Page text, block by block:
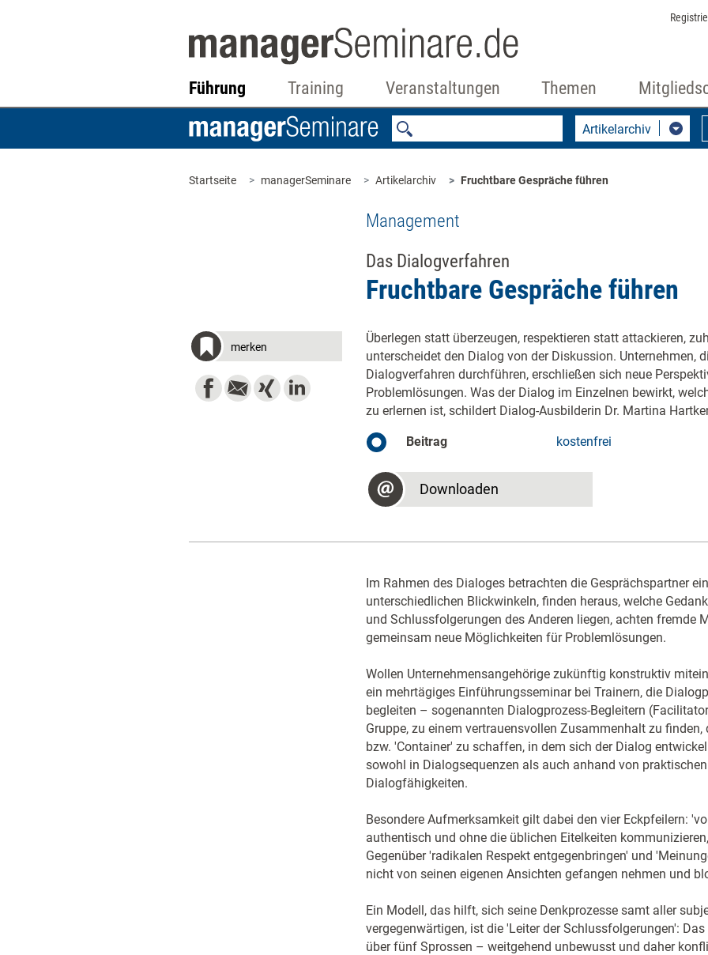
Führung Training Veranstaltungen Themen
Artikelarchiv
Startseite managerSeminare Artikelarchiv Fruchtbare Gespräche führen
Management
Das Dialogverfahren
Fruchtbare Gespräche führen
merken
Überlegen statt überzeugen, respektieren statt attackieren,
unterscheidet den Dialog von der Diskussion. Unternehmen,
Dialogverfahren durchführen, erschließen sich neue
Problemlösungen. Was der Dialog im Einzelnen bewirkt,
zu erlernen ist, schildert Dialog-Ausbilderin Dr. Martina
Beitrag kostenfrei
Downloaden
Im Rahmen des Dialoges betrachten die Gesprächspartner
unterschiedlichen Blickwinkeln, finden heraus, welche
und Schlussfolgerungen des Anderen liegen, achten fremde
gemeinsam neue Möglichkeiten für Problemlösungen.
Wollen Unternehmensangehörige zukünftig konstruktiv
ein mehrtägiges Einführungsseminar bei Trainern, die
begleiten – sogenannten Dialogprozess-Begleitern
Gruppe, zu einem vertrauensvollen Zusammenhalt zu finden,
bzw. 'Container' zu schaffen, in dem sich der Dialog
sowohl in Dialogsequenzen als auch anhand von
Dialogfähigkeiten.
Besondere Aufmerksamkeit gilt dabei den vier Eckpfeilern:
authentisch und ohne die üblichen Eitelkeiten
Gegenüber 'radikalen Respekt entgegenbringen' und
nicht von seinen eigenen Ansichten gefangen nehmen und
Ein Modell, das hilft, sich seine Denkprozesse samt aller
vergegenwärtigen, ist die 'Leiter der Schlussfolgerungen':
über fünf Sprossen – weitgehend unbewusst und daher